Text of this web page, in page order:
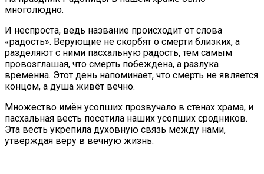
многолюдно.
И неспроста, ведь название происходит от слова
«радость». Верующие не скорбят о смерти близких, а
разделяют с ними пасхальную радость, тем самым
провозглашая, что смерть побеждена, а разлука
временна. Этот день напоминает, что смерть не является
концом, а душа живёт вечно.
Множество имён усопших прозвучало в стенах храма, и
пасхальная весть посетила наших усопших сродников.
Эта весть укрепила духовную связь между нами,
утверждая веру в вечную жизнь.